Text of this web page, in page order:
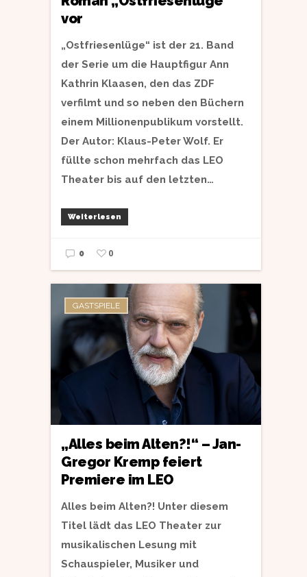
vor
„Ostfriesenlüge“ ist der 21. Band
der Serie um die Hauptfigur Ann
Kathrin Klaasen, den das ZDF
verfilmt und so neben den Büchern
einem Millionenpublikum vorstellt.
Der Autor: Klaus-Peter Wolf. Er
füllte schon mehrfach das LEO
Theater bis auf den letzten…
Weiterlesen
0 0
GASTSPIELE
„Alles beim Alten?!“ – Jan-
Gregor Kremp feiert
Premiere im LEO
Alles beim Alten?! Unter diesem
Titel lädt das LEO Theater zur
musikalischen Lesung mit
Schauspieler, Musiker und